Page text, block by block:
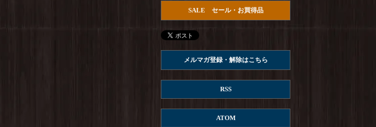
た！
Columbia : REED ISLAND SHORTを更新しま
した！
ROKX : STONEMASTER SHORTを更新しま
SALE セール・お買得品
メルマガ登録・解除はこちら
RSS
ATOM